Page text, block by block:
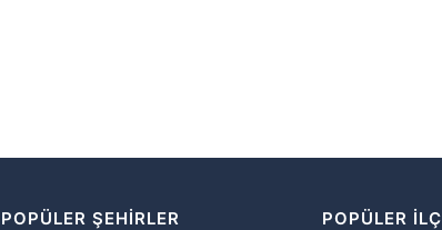
POPÜLER ŞEHIRLER
POPÜLER